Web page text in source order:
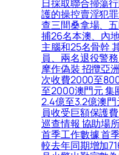
日採取聯合掃蕩
護的操控賣淫犯
查三間桑拿場、
捕26名本澳、內
主腦和25名骨幹
員、兩名退役警
摩作偽裝 招攬亞
次收費2000至
至2000澳門元 集
2.4億至3.2億澳
員收受巨額保護
巡查情報 協助場
首季工作數據 首
較去年同期增加